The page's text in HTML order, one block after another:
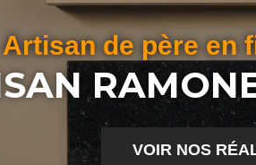
Artisan de père en
VOIR NOS